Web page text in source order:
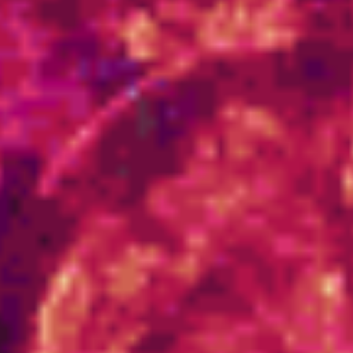
Reconhecer, Atualizar e
Incorporar os Contratos de
Sua Alma
Eu Sou o Mestre Kuthumi, o Mestre Mundial em um Nível